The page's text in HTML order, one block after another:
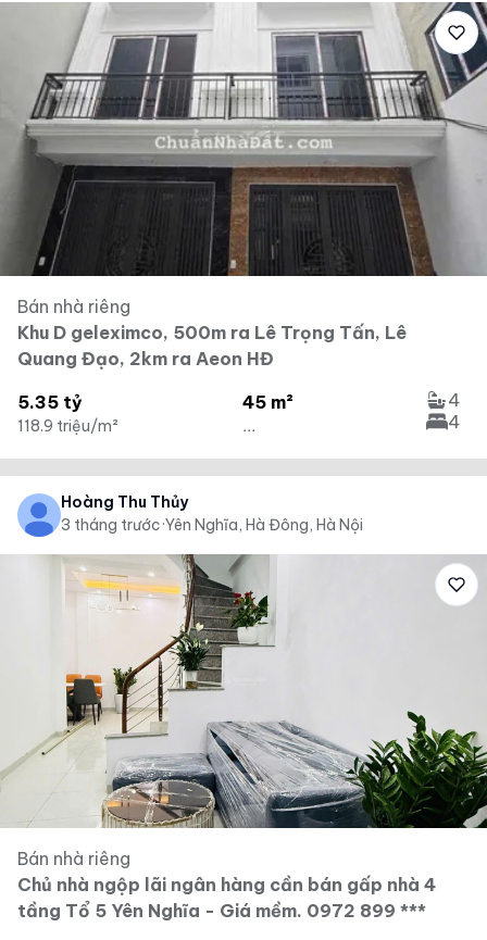
Bán nhà riêng
Khu D geleximco, 500m ra Lê Trọng Tấn, Lê
Quang Đạo, 2km ra Aeon HĐ
5.35 tỷ
118.9 triệu/m²
45 m²
...
4
4
Hoàng Thu Thủy
3 tháng trước·Yên Nghĩa, Hà Đông, Hà Nội
Bán nhà riêng
Chủ nhà ngộp lãi ngân hàng cần bán gấp nhà 4
tầng Tổ 5 Yên Nghĩa - Giá mềm. 0972 899 ***